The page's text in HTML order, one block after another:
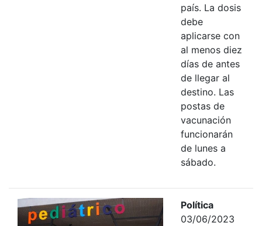
país. La dosis
debe
aplicarse con
al menos diez
días de antes
de llegar al
destino. Las
postas de
vacunación
funcionarán
de lunes a
sábado.
Política
03/06/2023